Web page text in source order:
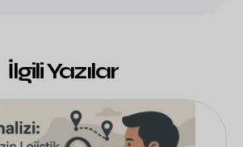
İlgili Yazılar